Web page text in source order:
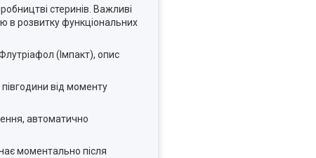
стеринів. Важливі
в розвитку функціональних
(Імпакт), опис
від моменту
автоматично
моментально після